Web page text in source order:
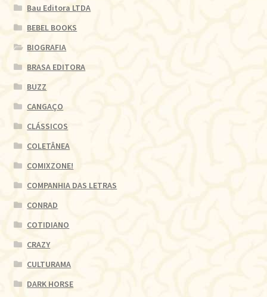
Bau Editora LTDA
BEBEL BOOKS
BIOGRAFIA
BRASA EDITORA
BUZZ
CANGAÇO
CLÁSSICOS
COLETÂNEA
COMIXZONE!
COMPANHIA DAS LETRAS
CONRAD
COTIDIANO
CRAZY
CULTURAMA
DARK HORSE